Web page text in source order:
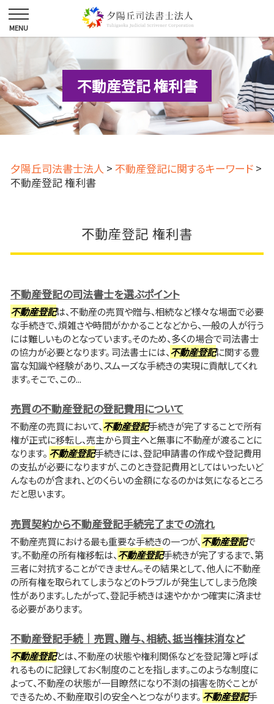
不動産登記 権利書
夕陽丘司法書士法人 > 不動産登記に関するキーワード >
不動産登記 権利書
不動産登記 権利書
不動産登記の司法書士を選ぶポイント
不動産登記は、不動産の売買や贈与、相続など様々な場面で必要
な手続きで、煩雑さや時間がかかることなどから、一般の人が行う
には難しいものとなっています。そのため、多くの場合で司法書士
の協力が必要となります。 司法書士には、不動産登記に関する豊
富な知識や経験があり、スムーズな手続きの実現に貢献してくれ
ます。そこで、この...
売買の不動産登記の登記費用について
不動産の売買において、不動産登記手続きが完了することで所有
権が正式に移転し、売主から買主へと無事に不動産が渡ることに
なります。 不動産登記手続きには、登記申請書の作成や登記費用
の支払が必要になりますが、このとき登記費用としてはいったいど
んなものが含まれ、どのくらいの金額になるのかは気になるところ
だと思います。
売買契約から不動産登記手続完了までの流れ
不動産売買における最も重要な手続きの一つが、不動産登記で
す。不動産の所有権移転は、不動産登記手続きが完了するまで、第
三者に対抗することができません。その結果として、他人に不動産
の所有権を取られてしまうなどのトラブルが発生してしまう危険
性があります。したがって、登記手続きは速やかかつ確実に済ませ
る必要があります。
不動産登記手続｜売買、贈与、相続、抵当権抹消など
不動産登記とは、不動産の状態や権利関係などを登記簿と呼ば
れるものに記録しておく制度のことを指します。このような制度に
よって、不動産の状態が一目瞭然になり不測の損害を防ぐことが
できるため、不動産取引の安全へとつながります。 不動産登記手